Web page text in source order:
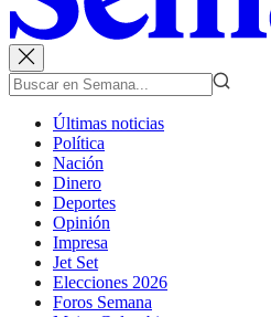
Últimas noticias
Política
Nación
Dinero
Deportes
Opinión
Impresa
Jet Set
Elecciones 2026
Foros Semana